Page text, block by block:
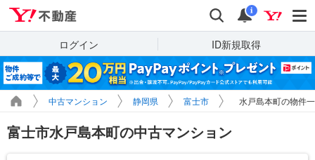
検索 通知
i
ログイン ID新規取得
中古マンション 静岡県 富士市 水戸島本町の物件
富士市水戸島本町の中古マンション